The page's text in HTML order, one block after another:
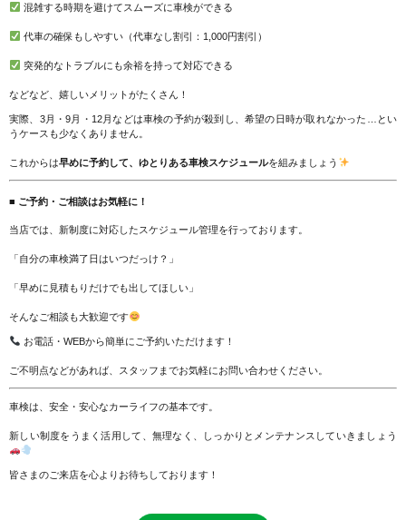
混雑する時期を避けてスムーズに車検ができる
代車の確保もしやすい（代車なし割引：1,000円割引）
突発的なトラブルにも余裕を持って対応できる
などなど、嬉しいメリットがたくさん！
実際、3月・9月・12月などは車検の予約が殺到し、希望の日時が取れなかった…とい
うケースも少なくありません。
これからは早めに予約して、ゆとりある車検スケジュールを組みましょう
■ ご予約・ご相談はお気軽に！
当店では、新制度に対応したスケジュール管理を行っております。
「自分の車検満了日はいつだっけ？」
「早めに見積もりだけでも出してほしい」
そんなご相談も大歓迎です
お電話・WEBから簡単にご予約いただけます！
ご不明点などがあれば、スタッフまでお気軽にお問い合わせください。
車検は、安全・安心なカーライフの基本です。
新しい制度をうまく活用して、無理なく、しっかりとメンテナンスしていきましょう
皆さまのご来店を心よりお待ちしております！